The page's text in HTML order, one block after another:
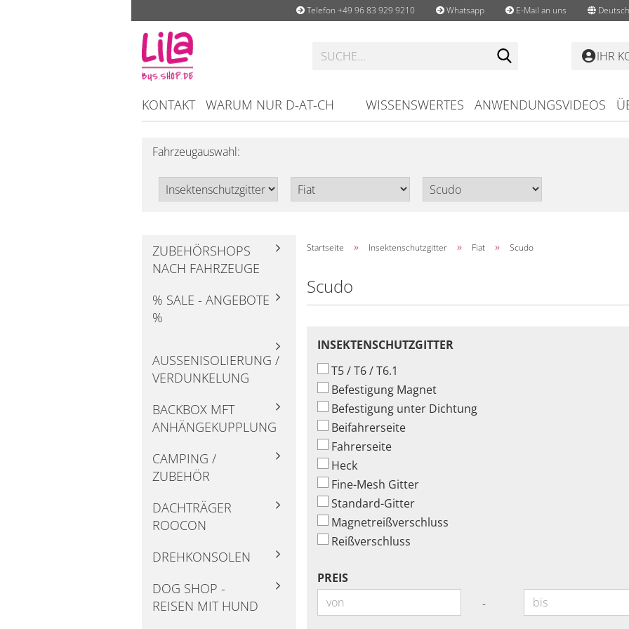
Telefon +49 96 83 929 9210 Whatsapp E-Mail an uns
IHR
KONTAKT WARUM NUR D-AT-CH WISSENSWERTES ANWENDUNGSVIDEOS
Fahrzeugauswahl:
Startseite » Insektenschutzgitter » Fiat » Scudo
Scudo
INSEKTENSCHUTZGITTER
INSEKTENSCHUTZGITTER
T5 / T6 / T6.1
Befestigung Magnet
Befestigung unter Dichtung
Beifahrerseite
Fahrerseite
Heck
Fine-Mesh Gitter
Standard-Gitter
Magnetreißverschluss
Reißverschluss
PREIS
PREIS
Preis bis
-
ZUBEHÖRSHOPS
NACH FAHRZEUGE
% SALE - ANGEBOTE
%
AUSSENISOLIERUNG / V
ERDUNKELUNG
BACKBOX MFT
ANHÄNGEKUPPLUNG
CAMPING /
ZUBEHÖR
DACHTRÄGER
ROOCON
DREHKONSOLEN
DOG SHOP -
REISEN MIT HUND